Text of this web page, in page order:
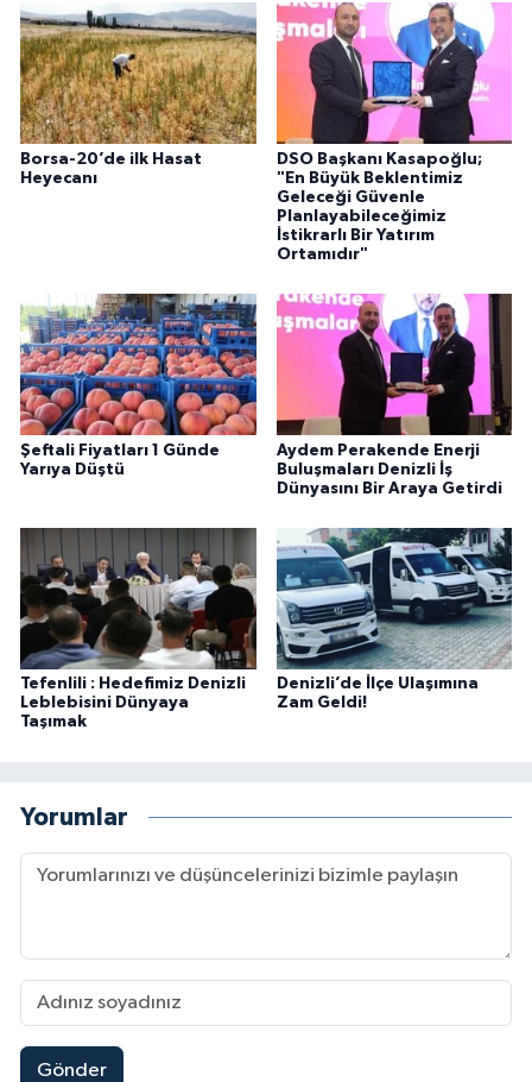
Borsa-20’de ilk Hasat
Heyecanı
DSO Başkanı Kasapoğlu;
"En Büyük Beklentimiz
Geleceği Güvenle
Planlayabileceğimiz
İstikrarlı Bir Yatırım
Ortamıdır"
Şeftali Fiyatları 1 Günde
Yarıya Düştü
Aydem Perakende Enerji
Buluşmaları Denizli İş
Dünyasını Bir Araya Getirdi
Tefenlili : Hedefimiz Denizli
Leblebisini Dünyaya
Taşımak
Denizli’de İlçe Ulaşımına
Zam Geldi!
Yorumlar
Gönder